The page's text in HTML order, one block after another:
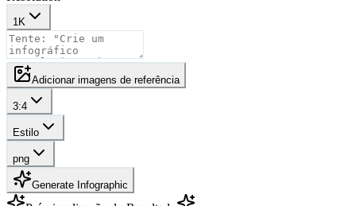
1K
Adicionar imagens de referência
3:4
Estilo
png
Generate Infographic